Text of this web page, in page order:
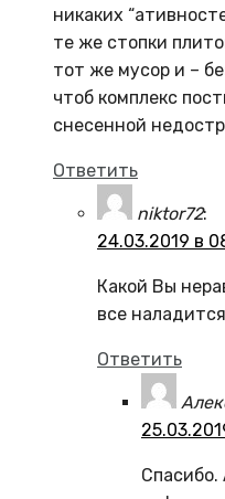
никаких
те же стопки
тот же мусор и –
чтоб комплекс
снесенной
Ответить
niktor72:
24.03.2019 в
Какой Вы
все
Ответить